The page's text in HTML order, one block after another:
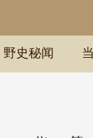
野史秘闻